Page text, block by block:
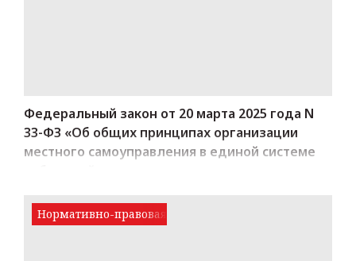
Федеральный закон от 20 марта 2025 года N
33-ФЗ «Об общих принципах организации
местного самоуправления в единой системе
Нормативно-правовая база